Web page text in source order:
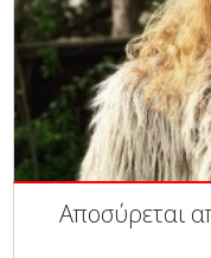
Αποσύρεται